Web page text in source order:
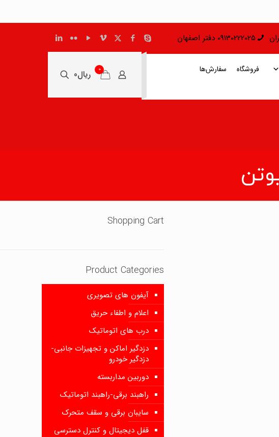
09130222025 دفتر اصفهان
فروشگاه سفارش‌ها 0 ریال0
Shopping Cart
Product Categories
آیفون های تصویری
اعلام و اطفاء حریق
درب های اتوماتیک
دزدگیر اماکن و تجهیزات جانبی-
دزدگیر خودرو
دوربین مداربسته
راهبند برقی-راهبند اتوماتیک
سایبان برقی و سقف متحرک
قفل دیجیتال و کنترل دسترسی